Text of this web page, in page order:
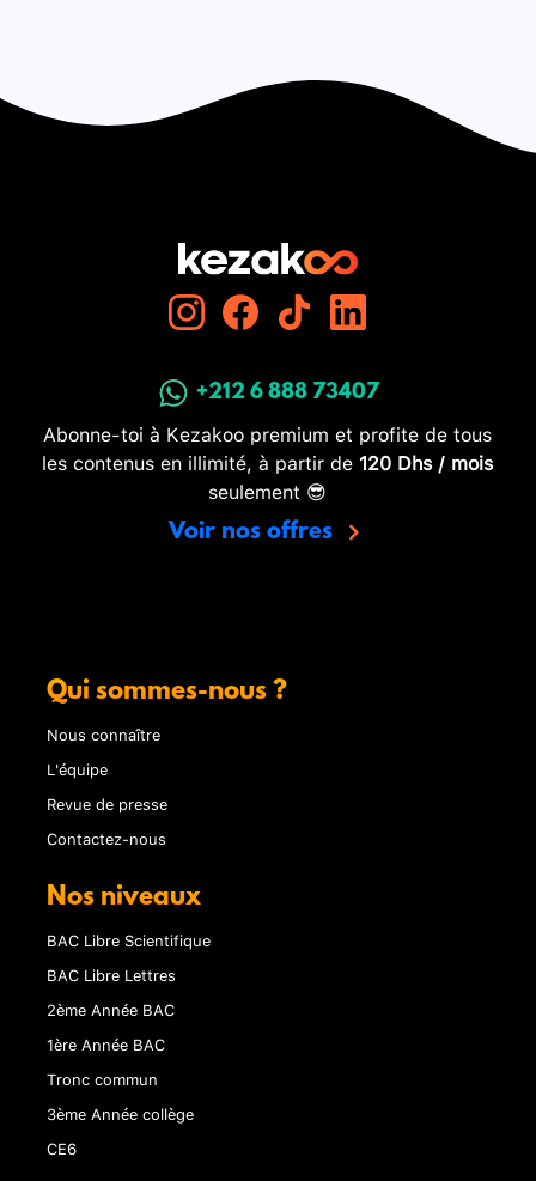
+212 6 888 73407
Abonne-toi à Kezakoo premium et profite de tous
les contenus en illimité, à partir de 120 Dhs / mois
seulement 😎
Voir nos offres
Qui sommes-nous ?
Nous connaître
L'équipe
Revue de presse
Contactez-nous
Nos niveaux
BAC Libre Scientifique
BAC Libre Lettres
2ème Année BAC
1ère Année BAC
Tronc commun
3ème Année collège
CE6